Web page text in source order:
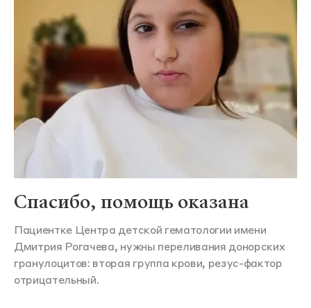
Спасибо, помощь оказана
Пациентке Центра детской гематологии имени
Дмитрия Рогачева, нужны переливания донорских
гранулоцитов: вторая группа крови, резус-фактор
отрицательный.